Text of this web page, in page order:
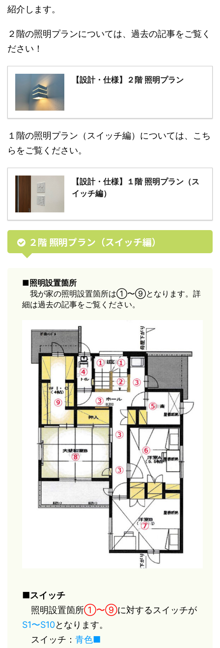
紹介します。
２階の照明プランについては、過去の記事をご覧く
ださい！
【設計・仕様】２階 照明プラン
１階の照明プラン（スイッチ編）については、こち
らをご覧ください。
【設計・仕様】１階 照明プラン（ス
イッチ編）
２階 照明プラン（スイッチ編）
■照明設置箇所
我が家の照明設置箇所は①〜⑨となります。詳
細は過去の記事をご覧ください。
■スイッチ
照明設置箇所①〜⑨に対するスイッチが
S1〜S10となります。
スイッチ： 青色■